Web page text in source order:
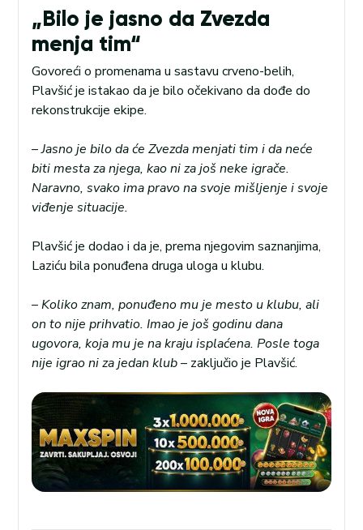
„Bilo je jasno da Zvezda
menja tim“
Govoreći o promenama u sastavu crveno-belih,
Plavšić je istakao da je bilo očekivano da dođe do
rekonstrukcije ekipe.
–Jasno je bilo da će Zvezda menjati tim i da neće
biti mesta za njega, kao ni za još neke igrače.
Naravno, svako ima pravo na svoje mišljenje i svoje
viđenje situacije.
Plavšić je dodao i da je, prema njegovim saznanjima,
Laziću bila ponuđena druga uloga u klubu.
–Koliko znam, ponuđeno mu je mesto u klubu, ali
on to nije prihvatio. Imao je još godinu dana
ugovora, koja mu je na kraju isplaćena. Posle toga
nije igrao ni za jedan klub– zaključio je Plavšić.